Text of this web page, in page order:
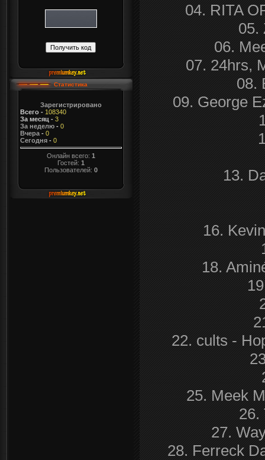
Статистика
Зарегистрировано
Всего- 108340
За месяц - 3
За неделю- 0
Вчера- 0
Сегодня- 0
Онлайн всего: 1
Гостей: 1
Пользователей: 0
04. RITA
05.
06.
07. 24hrs,
08.
09. George
13.
16.
18.
22. cults -
25. Meek
26.
27.
28. Ferreck